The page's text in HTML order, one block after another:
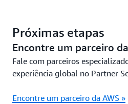
Próximas etapas
Encontre um parceiro
Fale com parceiros
experiência global no Partner
Encontre um parceiro da AWS »